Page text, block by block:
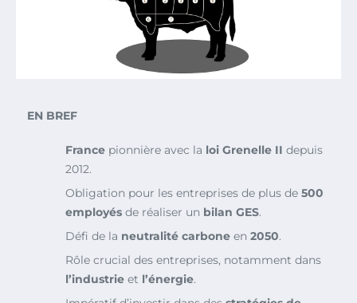
EN BREF
France pionnière avec la loi Grenelle II depuis
2012.
Obligation pour les entreprises de plus de 500
employés de réaliser un bilan GES.
Défi de la neutralité carbone en 2050.
Rôle crucial des entreprises, notamment dans
l’industrie et l’énergie.